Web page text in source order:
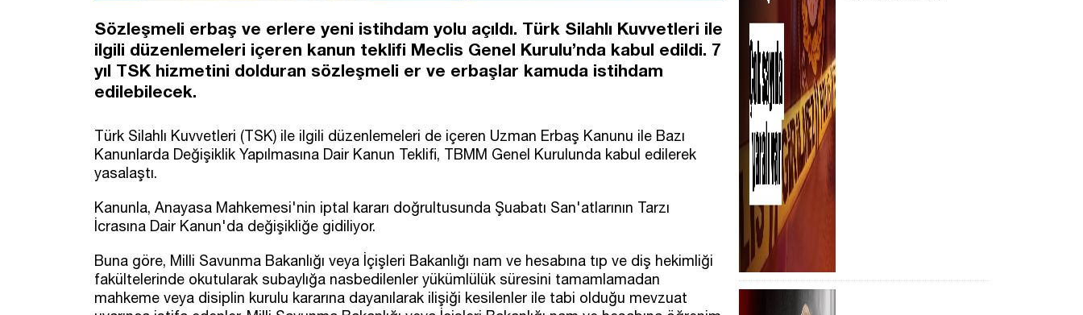
Sözleşmeli erbaş ve erlere yeni istihdam yolu açıldı. Türk Silahlı Kuvvetleri ile
ilgili düzenlemeleri içeren kanun teklifi Meclis Genel Kurulu’nda kabul edildi. 7
yıl TSK hizmetini dolduran sözleşmeli er ve erbaşlar kamuda istihdam
edilebilecek.
Türk Silahlı Kuvvetleri (TSK) ile ilgili düzenlemeleri de içeren Uzman Erbaş Kanunu ile Bazı
Kanunlarda Değişiklik Yapılmasına Dair Kanun Teklifi, TBMM Genel Kurulunda kabul edilerek
yasalaştı.
Kanunla, Anayasa Mahkemesi'nin iptal kararı doğrultusunda Şuabatı San'atlarının Tarzı
İcrasına Dair Kanun'da değişikliğe gidiliyor.
Buna göre, Milli Savunma Bakanlığı veya İçişleri Bakanlığı nam ve hesabına tıp ve diş hekimliği
fakültelerinde okutularak subaylığa nasbedilenler yükümlülük süresini tamamlamadan
mahkeme veya disiplin kurulu kararına dayanılarak ilişiği kesilenler ile tabi olduğu mevzuat